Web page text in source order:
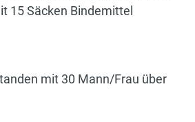
15 Säcken Bindemittel
mit 30 Mann/Frau über